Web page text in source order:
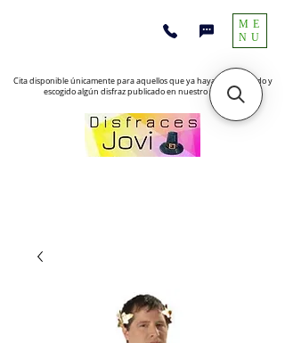
Cita disponible únicamente para aquellos que ya hayan encontrado y
escogido algún disfraz publicado en nuestro sitio web
ME
NU